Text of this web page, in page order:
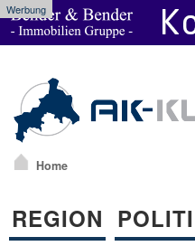
Werbung
Home
REGION